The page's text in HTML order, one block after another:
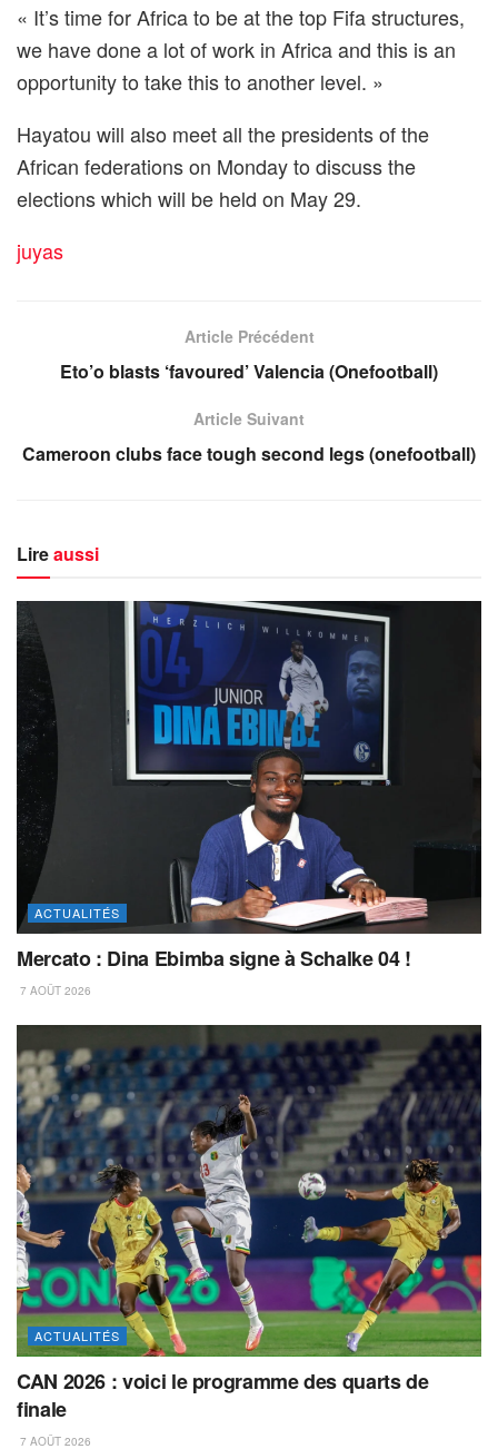
« It’s time for Africa to be at the top Fifa structures,
we have done a lot of work in Africa and this is an
opportunity to take this to another level. »
Hayatou will also meet all the presidents of the
African federations on Monday to discuss the
elections which will be held on May 29.
juyas
Article Précédent
Eto’o blasts ‘favoured’ Valencia (Onefootball)
Article Suivant
Cameroon clubs face tough second legs (onefootball)
Lireaussi
ACTUALITÉS
Mercato : Dina Ebimba signe à Schalke 04 !
7 AOÛT 2026
ACTUALITÉS
CAN 2026 : voici le programme des quarts de
finale
7 AOÛT 2026